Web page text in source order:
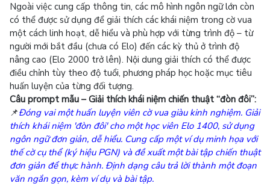
Ngoài việc cung cấp thông tin, các mô hình ngôn ngữ lớn còn
có thể được sử dụng để giải thích các khái niệm trong cờ vua
một cách linh hoạt, dễ hiểu và phù hợp với từng trình độ – từ
người mới bắt đầu (chưa có Elo) đến các kỳ thủ ở trình độ
nâng cao (Elo 2000 trở lên). Nội dung giải thích có thể được
điều chỉnh tùy theo độ tuổi, phương pháp học hoặc mục tiêu
huấn luyện của từng đối tượng.
Câu prompt mẫu – Giải thích khái niệm chiến thuật “đòn đôi”:
📌Đóng vai một huấn luyện viên cờ vua giàu kinh nghiệm. Giải
thích khái niệm 'đòn đôi' cho một học viên Elo 1400, sử dụng
ngôn ngữ đơn giản, dễ hiểu. Cung cấp một ví dụ minh họa với
thế cờ cụ thể (ký hiệu PGN) và đề xuất một bài tập chiến thuật
đơn giản để thực hành. Định dạng câu trả lời thành một đoạn
văn ngắn gọn, kèm ví dụ và bài tập.